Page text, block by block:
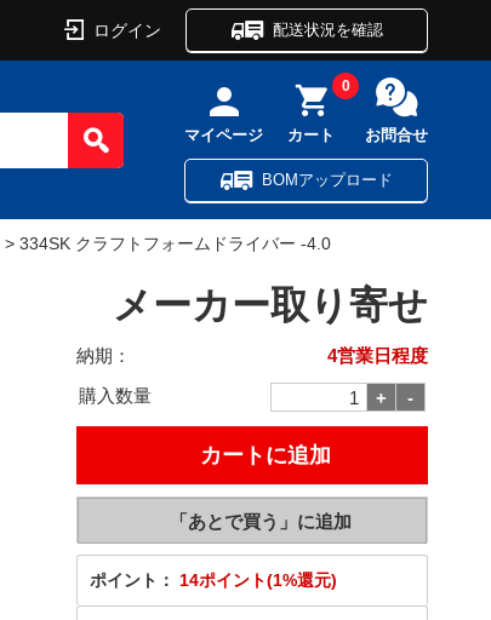
ログイン 配送状況を確認
マイページ カート
0
お問合せ
BOMアップロード
> 334SK クラフトフォームドライバー -4.0
メーカー取り寄せ
納期：
4営業日程度
購入数量
ポイント： 14ポイント(1%還元)